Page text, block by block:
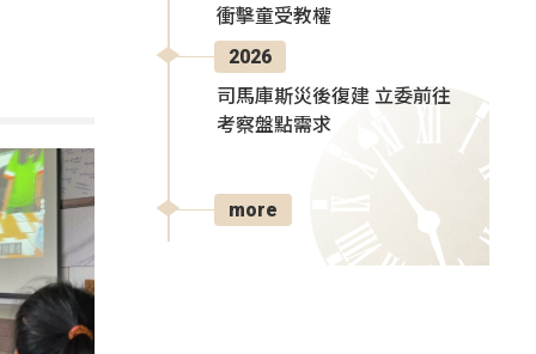
衝擊童受教權
2026
司馬庫斯災後復建 立委前往
考察盤點需求
more